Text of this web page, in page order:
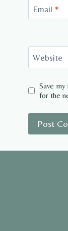
Email *
Website
Save
for the